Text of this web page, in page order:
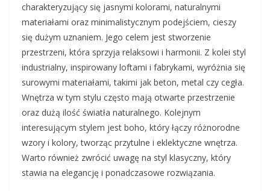
charakteryzujący się jasnymi kolorami, naturalnymi
materiałami oraz minimalistycznym podejściem, cieszy
się dużym uznaniem. Jego celem jest stworzenie
przestrzeni, która sprzyja relaksowi i harmonii. Z kolei styl
industrialny, inspirowany loftami i fabrykami, wyróżnia się
surowymi materiałami, takimi jak beton, metal czy cegła.
Wnętrza w tym stylu często mają otwarte przestrzenie
oraz dużą ilość światła naturalnego. Kolejnym
interesującym stylem jest boho, który łączy różnorodne
wzory i kolory, tworząc przytulne i eklektyczne wnętrza.
Warto również zwrócić uwagę na styl klasyczny, który
stawia na elegancję i ponadczasowe rozwiązania.